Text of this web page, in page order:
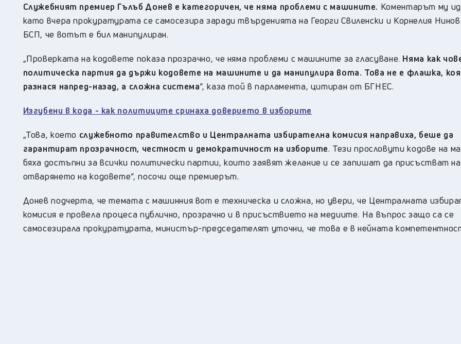
Служебният премиер Гълъб Донев е категоричен, че няма проблеми с машините. Коментарът му
като вчера прокуратурата се самосезира заради твърденията на Георги Свиленски и Корнелия
БСП, че вотът е бил манипулиран.
„Проверката на кодовете показа прозрачно, че няма проблеми с машините за гласуване. Няма как
политическа партия да държи кодовете на машините и да манипулира вота. Това не е флашка,
разнася напред-назад, а сложна система“, каза той в парламента, цитиран от БГНЕС.
Изгубени в кода - как политиците сринаха доверието в изборите
„Това, което служебното правителство и Централната избирателна комисия направиха, беше да
гарантират прозрачност, честност и демократичност на изборите. Тези прословути кодове на
бяха достъпни за всички политически партии, които заявят желание и се запишат да присъстват на
отварянето на кодовете“, посочи още премиерът.
Донев подчерта, че темата с машинния вот е техническа и сложна, но увери, че Централната
комисия е провела процеса публично, прозрачно и в присъствието на медиите. На въпрос защо са се
самосезирала прокуратурата, министър-председателят уточни, че това е в нейната